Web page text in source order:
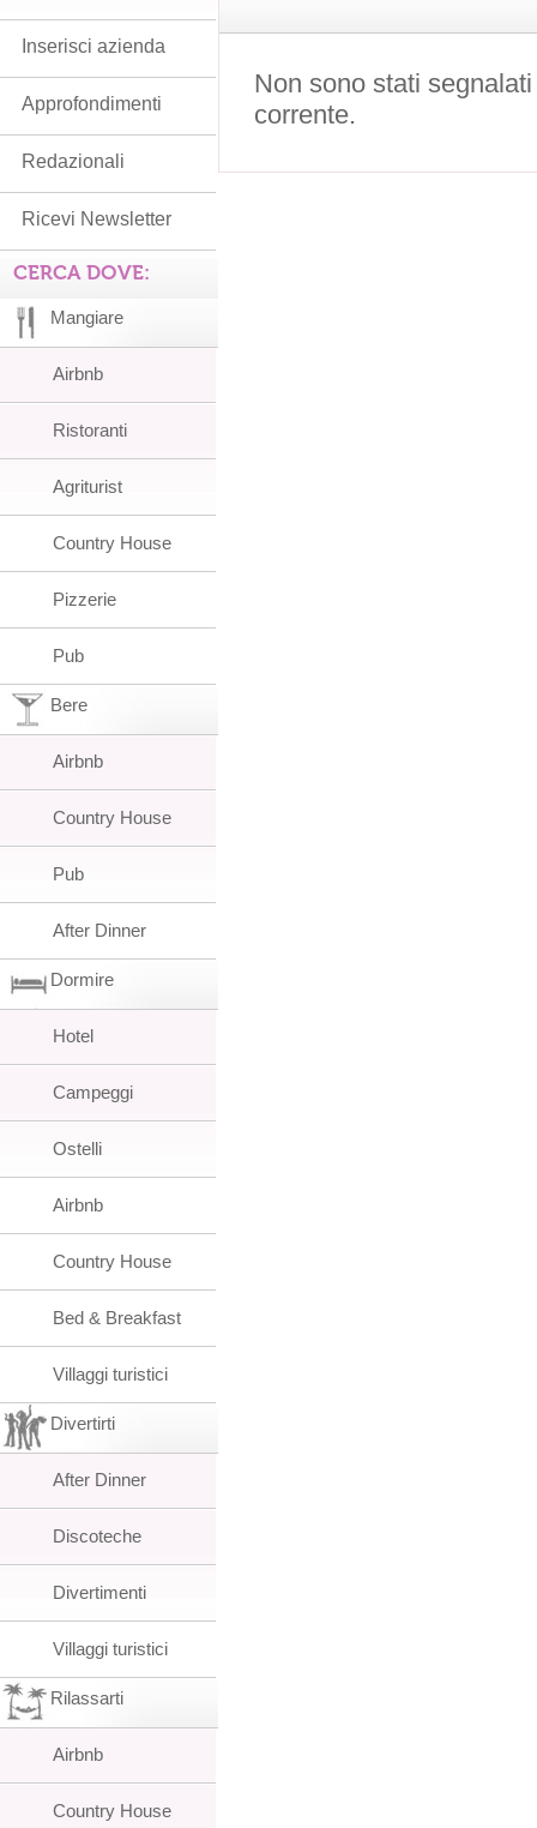
Non sono stati
corrente.
Inserisci azienda
Approfondimenti
Redazionali
Ricevi Newsletter
CERCA DOVE:
Mangiare
Airbnb
Ristoranti
Agriturist
Country House
Pizzerie
Pub
Bere
Airbnb
Country House
Pub
After Dinner
Dormire
Hotel
Campeggi
Ostelli
Airbnb
Country House
Bed & Breakfast
Villaggi turistici
Divertirti
After Dinner
Discoteche
Divertimenti
Villaggi turistici
Rilassarti
Airbnb
Country House